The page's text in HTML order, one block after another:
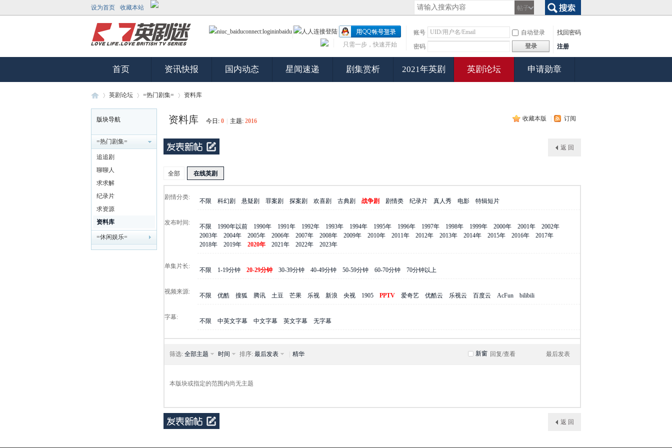
设为首页 收藏本站
帖子
账号
自动登录
找回密码
密码
登录 注册
只需一步，快速开始
首页 资讯快报 国内动态 星闻速递 剧集赏析 2021年英剧 英剧论坛 申请勋章
剧
»
英剧论坛 =热门剧集=
›
资料库
版块导航
=热门剧集=
追追剧
聊聊人
求求解
纪录片
求资源
资料库
=休闲娱乐=
收藏本版 订阅
资料库 今日: 0 主题: 2016
返 回
全部 在线英剧
剧情分类:
不限 科幻剧 悬疑剧 罪案剧 探案剧 欢喜剧 古典剧 战争剧 剧情类 纪录片 真人秀 电影 特辑短片
发布时间:
不限 1990年以前 1990年 1991年 1992年 1993年 1994年 1995年 1996年 1997年 1998年 1999年 2000年 2001年
2002年
2003年
2004年 2005年 2006年 2007年 2008年 2009年 2010年 2011年 2012年 2013年 2014年 2015年 2016年
2017年
2018年
2019年 2020年 2021年 2022年 2023年
单集片长:
不限 1-19分钟 20-29分钟 30-39分钟 40-49分钟 50-59分钟 60-70分钟 70分钟以上
视频来源:
不限 优酷 搜狐 腾讯 土豆 芒果 乐视 新浪 央视 1905 PPTV 爱奇艺 优酷云 乐视云 百度云 AcFun bilibili
字幕:
不限 中英文字幕 中文字幕 英文字幕 无字幕
新窗
筛选: 全部主题 时间 排序: 最后发表 精华 回复/查看 最后发表
本版块或指定的范围内尚无主题
返 回